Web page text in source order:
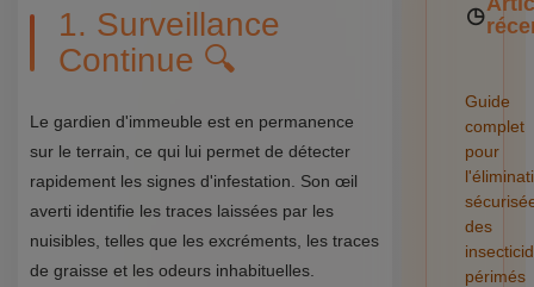
1. Surveillance
Continue 🔍
Le gardien d'immeuble est en permanence
sur le terrain, ce qui lui permet de détecter
rapidement les signes d'infestation. Son œil
averti identifie les traces laissées par les
nuisibles, telles que les excréments, les traces
de graisse et les odeurs inhabituelles.
Guide
complet
pour
des
périmés